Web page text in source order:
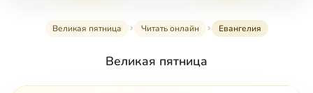
Великая пятница Читать онлайн Евангелия
Великая пятница